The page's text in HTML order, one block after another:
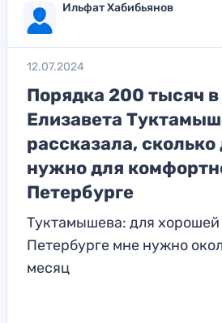
Ильфат Хабибьянов
12.07.2024
Порядка 200 тысяч
Елизавета
рассказала, сколько
нужно для
Петербурге
Туктамышева: для
Петербурге мне нужно
месяц